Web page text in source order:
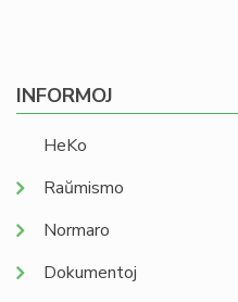
INFORMOJ
HeKo
Raŭmismo
Normaro
Dokumentoj